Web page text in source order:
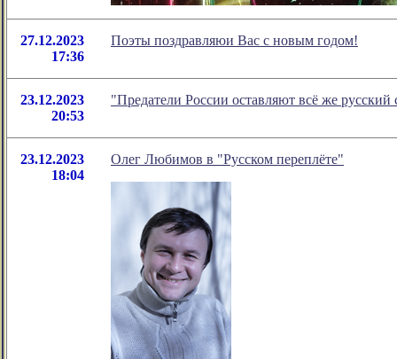
27.12.2023
17:36
Поэты поздравляюи Вас с новым годом!
23.12.2023
20:53
"Предатели России оставляют всё же
23.12.2023
18:04
Олег Любимов в "Русском переплёте"